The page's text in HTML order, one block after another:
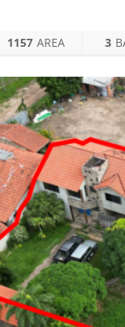
1157 AREA 3